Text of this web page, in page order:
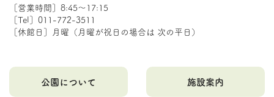
［営業時間］8:45～17:15
［Tel］011-772-3511
［休館日］月曜（月曜が祝日の場合は 次の平日）
公園について 施設案内